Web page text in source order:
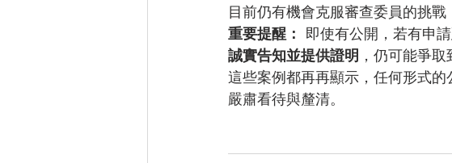
目前仍有機會克服審查委員的挑
重要提醒： 即使有公開，若有申
誠實告知並提供證明 ，仍可能爭取
這些案例都再再顯示，任何形式
嚴肅看待與釐清。